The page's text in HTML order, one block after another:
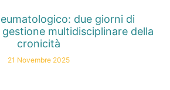
due giorni di
multidisciplinare della
cronicità
21 Novembre 2025